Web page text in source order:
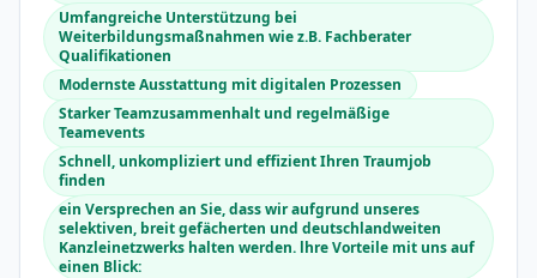
Umfangreiche Unterstützung bei
Weiterbildungsmaßnahmen wie z.B. Fachberater
Qualifikationen
Modernste Ausstattung mit digitalen Prozessen
Starker Teamzusammenhalt und regelmäßige
Teamevents
Schnell, unkompliziert und effizient Ihren Traumjob
finden
ein Versprechen an Sie, dass wir aufgrund unseres
selektiven, breit gefächerten und deutschlandweiten
Kanzleinetzwerks halten werden. lhre Vorteile mit uns auf
einen Blick: